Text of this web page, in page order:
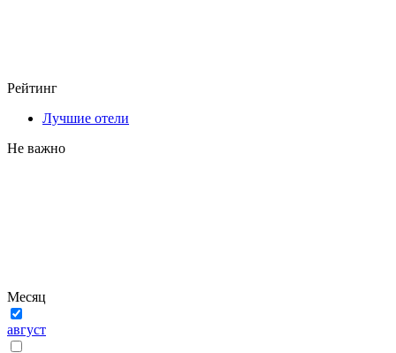
Рейтинг
Лучшие отели
Не важно
Месяц
август